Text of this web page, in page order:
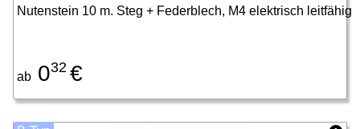
Nutenstein 10 m. Steg + Federblech, M4 elektrisch leitfähig
ab 032 €